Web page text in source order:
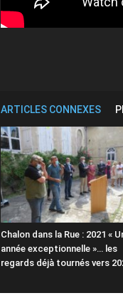
ARTICLES CONNEXES
Chalon dans la Rue : 2021 «
année exceptionnelle »… les
regards déjà tournés vers